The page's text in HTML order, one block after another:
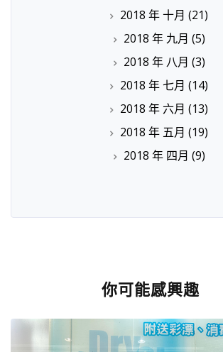
2018 年 十月 (21)
2018 年 九月 (5)
2018 年 八月 (3)
2018 年 七月 (14)
2018 年 六月 (13)
2018 年 五月 (19)
2018 年 四月 (9)
你可能感興趣